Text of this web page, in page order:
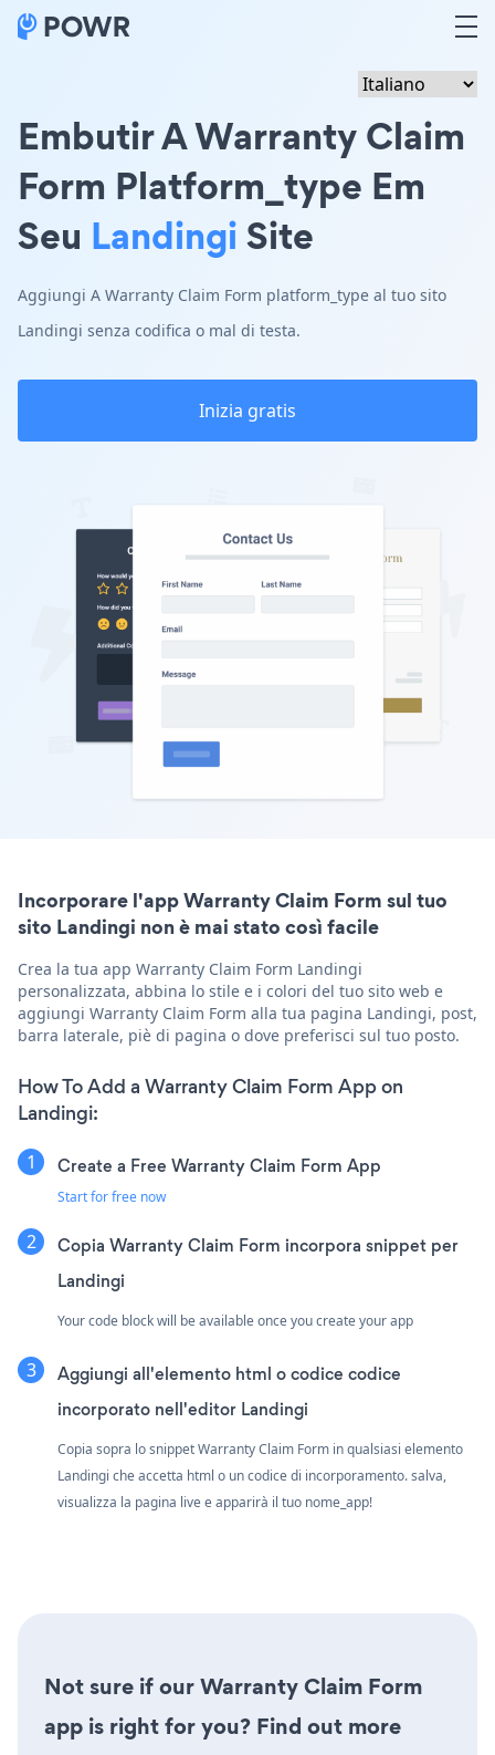
Embutir A Warranty Claim
Form Platform_type Em
Seu LandingiSite
Aggiungi A Warranty Claim Form platform_type al tuo sito
Landingi senza codifica o mal di testa.
Inizia gratis
Incorporare l'app Warranty Claim Form sul tuo
sito Landingi non è mai stato così facile
Crea la tua app Warranty Claim Form Landingi
personalizzata, abbina lo stile e i colori del tuo sito web e
aggiungi Warranty Claim Form alla tua pagina Landingi, post,
barra laterale, piè di pagina o dove preferisci sul tuo posto.
How To Add a Warranty Claim Form App on
Landingi:
Create a Free Warranty Claim Form App
Start for free now
Copia Warranty Claim Form incorpora snippet per
Landingi
Your code block will be available once you create your app
Aggiungi all'elemento html o codice codice
incorporato nell'editor Landingi
Copia sopra lo snippet Warranty Claim Form in qualsiasi elemento
Landingi che accetta html o un codice di incorporamento. salva,
visualizza la pagina live e apparirà il tuo nome_app!
Not sure if our Warranty Claim Form
app is right for you? Find out more